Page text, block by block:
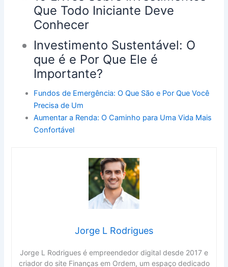
Que Todo Iniciante Deve
Conhecer
Investimento Sustentável: O
que é e Por Que Ele é
Importante?
Fundos de Emergência: O Que São e Por Que Você
Precisa de Um
Aumentar a Renda: O Caminho para Uma Vida Mais
Confortável
Jorge L Rodrigues
Jorge L Rodrigues é empreendedor digital desde 2017 e
criador do site Finanças em Ordem, um espaço dedicado